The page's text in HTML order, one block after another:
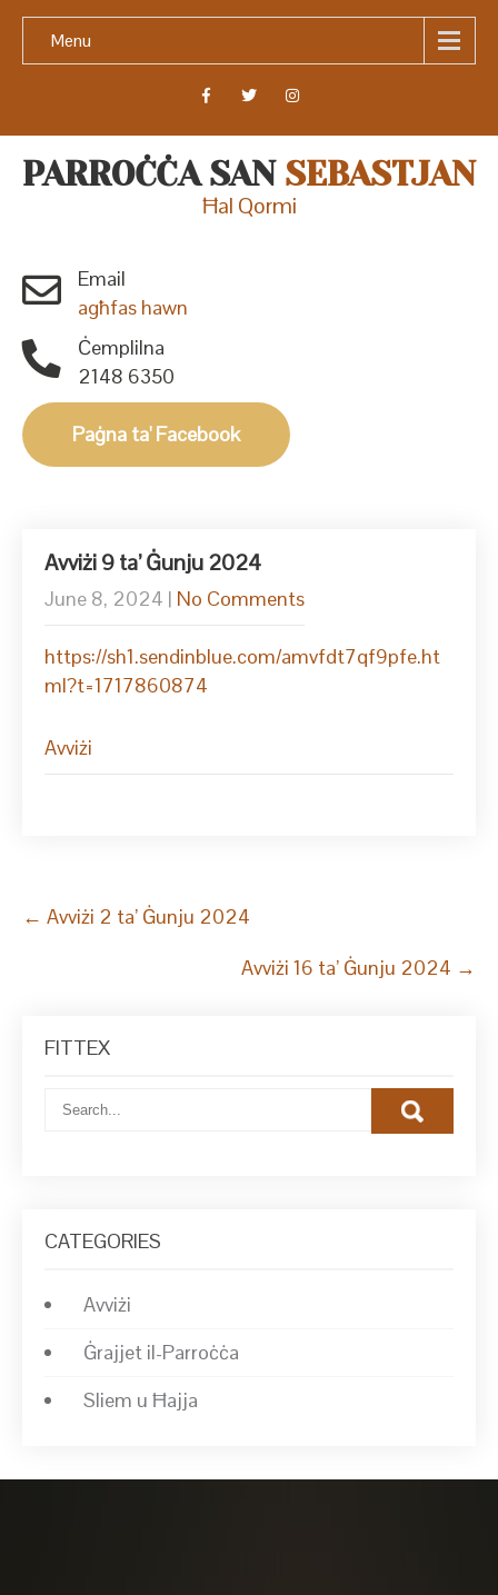
Menu
PARROĊĊA SAN SEBASTJAN
Ħal Qormi
Email
agħfas hawn
Ċemplilna
2148 6350
Paġna ta' Facebook
Avviżi 9 ta’ Ġunju 2024
June 8, 2024 | No Comments
https://sh1.sendinblue.com/amvfdt7qf9pfe.ht
ml?t=1717860874
Avviżi
Post
navigation
← Avviżi 2 ta’ Ġunju 2024
Avviżi 16 ta’ Ġunju 2024 →
FITTEX
CATEGORIES
Avviżi
Ġrajjet il-Parroċċa
Sliem u Ħajja